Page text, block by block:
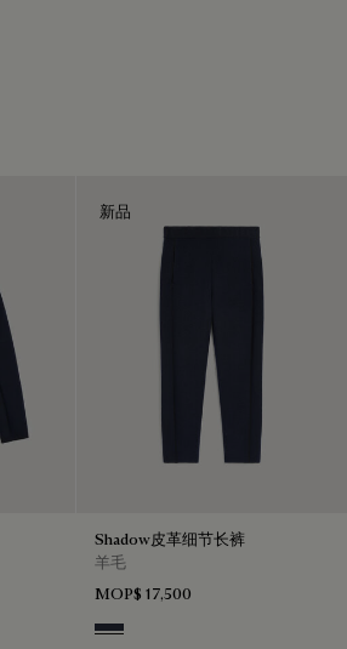
新品
Shadow皮革细节长裤
羊毛
MOP$ 17,500
Navy